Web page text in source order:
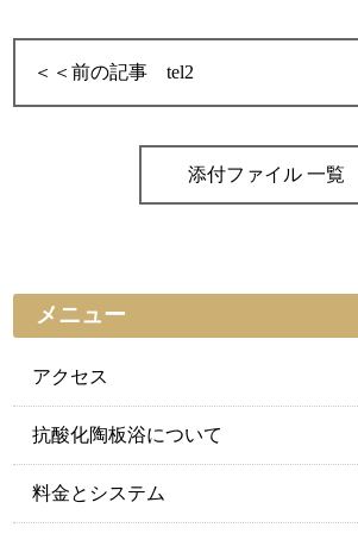
tel2
添付ファイル 一覧
メニュー
アクセス
抗酸化陶板浴について
料金とシステム